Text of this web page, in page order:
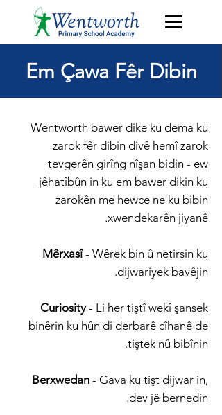
Em Çawa Fêr Dibin
Wentworth bawer dike ku dema ku
zarok fêr dibin divê hemî zarok
tevgerên girîng nîşan bidin - ew
jêhatîbûn in ku em bawer dikin ku
zarokên me hewce ne ku bibin
xwendekarên jiyanê.
Mêrxasî- Wêrek bin û netirsin ku
dijwariyek bavêjin.
Curiosity- Li her tiştî wekî şansek
binêrin ku hûn di derbarê cîhanê de
tiştek nû bibînin.
Berxwedan - Gava ku tişt dijwar in,
dev jê bernedin.